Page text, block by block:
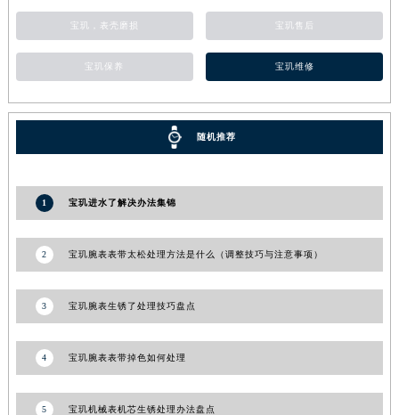
宝玑，表壳磨损 宝玑售后
宝玑保养 宝玑维修
随机推荐
1 宝玑进水了解决办法集锦
2 宝玑腕表表带太松处理方法是什么（调整技巧与注意事项）
3 宝玑腕表生锈了处理技巧盘点
4 宝玑腕表表带掉色如何处理
5 宝玑机械表机芯生锈处理办法盘点